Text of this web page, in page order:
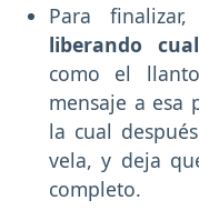
Para
liberando
como el
mensaje a esa
la cual
vela, y deja
completo.